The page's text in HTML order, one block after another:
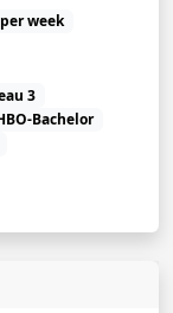
week
3
Bachelor